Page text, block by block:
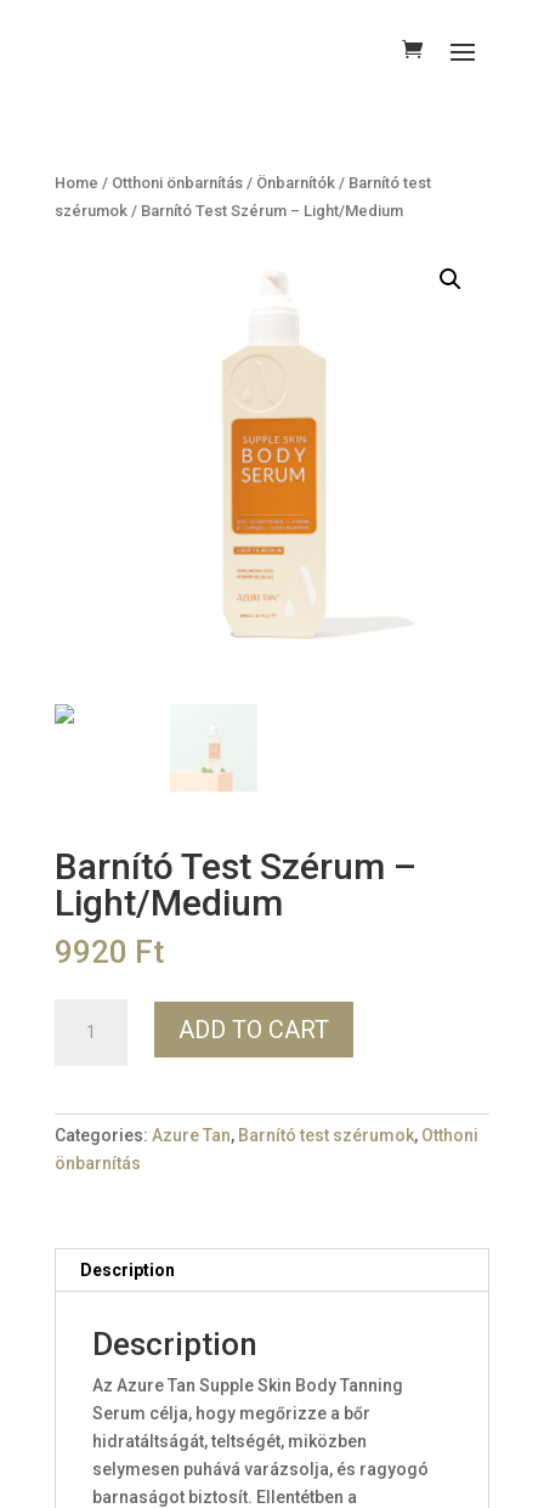
Home / Otthoni önbarnítás/ Önbarnítók/ Barnító test
szérumok/ Barnító Test Szérum – Light/Medium
Barnító Test Szérum –
Light/Medium
9920 Ft
quantity
ADD TO CART
Categories: Azure Tan, Barnító test szérumok, Otthoni
önbarnítás
Description
Description
Az Azure Tan Supple Skin Body Tanning
Serum célja, hogy megőrizze a bőr
hidratáltságát, teltségét, miközben
selymesen puhává varázsolja, és ragyogó
barnaságot biztosít. Ellentétben a